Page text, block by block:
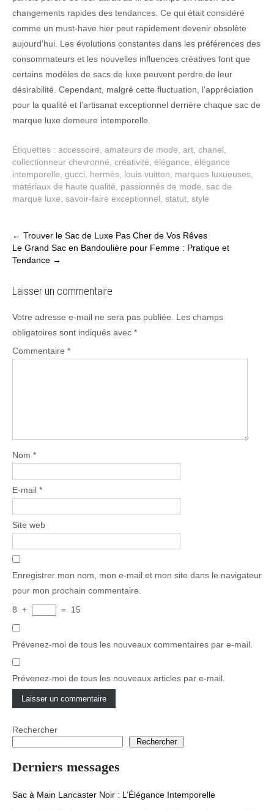
changements rapides des tendances. Ce qui était considéré
comme un must-have hier peut rapidement devenir obsolète
aujourd’hui. Les évolutions constantes dans les préférences des
consommateurs et les nouvelles influences créatives font que
certains modèles de sacs de luxe peuvent perdre de leur
désirabilité. Cependant, malgré cette fluctuation, l’appréciation
pour la qualité et l’artisanat exceptionnel derrière chaque sac de
marque luxe demeure intemporelle.
Étiquettes : accessoire amateurs de mode art chanel
collectionneur chevronné créativité élégance élégance
intemporelle gucci hermès louis vuitton marques luxueuses
matériaux de haute qualité
passionnés de mode sac de
marque luxe savoir-faire exceptionnel statut style
Post
navigation
← Trouver le Sac de Luxe Pas Cher de Vos Rêves
Le Grand Sac en Bandoulière pour Femme : Pratique et
Tendance →
Laisser un commentaire
Votre adresse e-mail ne sera pas publiée.
Les champs
obligatoires sont indiqués avec *
Commentaire *
Nom *
E-mail *
Site web
Enregistrer mon nom, mon e-mail et mon site dans le navigateur
pour mon prochain commentaire.
8 + = 15
Prévenez-moi de tous les nouveaux commentaires par e-mail.
Prévenez-moi de tous les nouveaux articles par e-mail.
Rechercher
Rechercher
Derniers messages
Sac à Main Lancaster Noir : L’Élégance Intemporelle